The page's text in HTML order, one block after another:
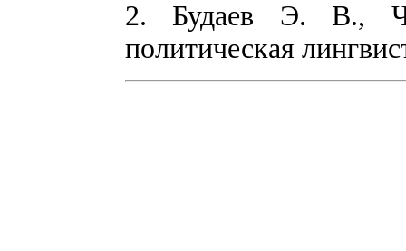
2. Будаев Э. В.,
политическая